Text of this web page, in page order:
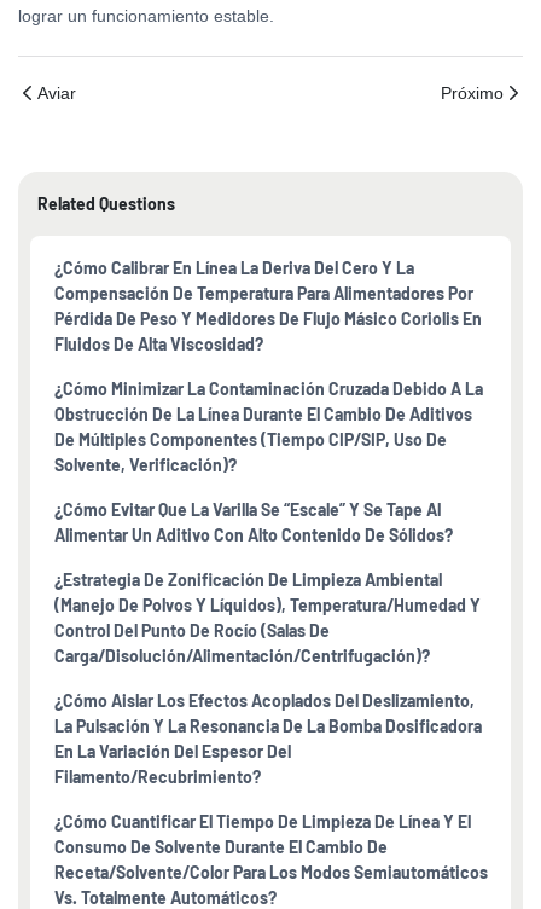
lograr un funcionamiento estable.
Aviar Próximo
Related Questions
¿Cómo Calibrar En Línea La Deriva Del Cero Y La
Compensación De Temperatura Para Alimentadores Por
Pérdida De Peso Y Medidores De Flujo Másico Coriolis En
Fluidos De Alta Viscosidad?
¿Cómo Minimizar La Contaminación Cruzada Debido A La
Obstrucción De La Línea Durante El Cambio De Aditivos
De Múltiples Componentes (tiempo CIP/SIP, Uso De
Solvente, Verificación)?
¿Cómo Evitar Que La Varilla Se “escale” Y Se Tape Al
Alimentar Un Aditivo Con Alto Contenido De Sólidos?
¿Estrategia De Zonificación De Limpieza Ambiental
(manejo De Polvos Y Líquidos), Temperatura/humedad Y
Control Del Punto De Rocío (salas De
Carga/disolución/alimentación/centrifugación)?
¿Cómo Aislar Los Efectos Acoplados Del Deslizamiento,
La Pulsación Y La Resonancia De La Bomba Dosificadora
En La Variación Del Espesor Del
Filamento/recubrimiento?
¿Cómo Cuantificar El Tiempo De Limpieza De Línea Y El
Consumo De Solvente Durante El Cambio De
Receta/solvente/color Para Los Modos Semiautomáticos
Vs. Totalmente Automáticos?